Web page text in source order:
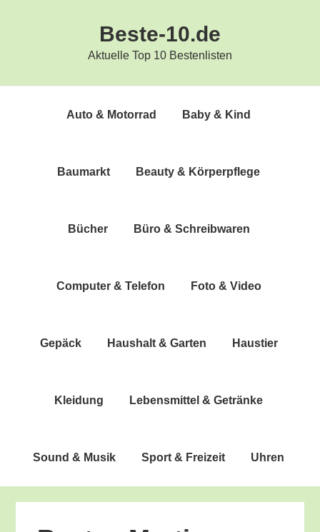
Beste-10.de
Aktuelle Top 10 Bestenlisten
Auto & Motorrad Baby & Kind
Bau­markt Beau­ty & Körperpflege
Bücher Büro & Schreibwaren
Com­pu­ter & Telefon Foto & Video
Gepäck Haus­halt & Garten Haus­tier
Klei­dung Lebens­mit­tel & Getränke
Sound & Musik Sport & Freizeit Uhren